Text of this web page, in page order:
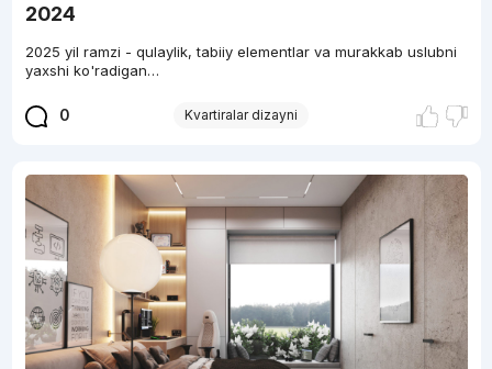
2024
2025 yil ramzi - qulaylik, tabiiy elementlar va murakkab uslubni
yaxshi ko'radigan…
0 Kvartiralar dizayni